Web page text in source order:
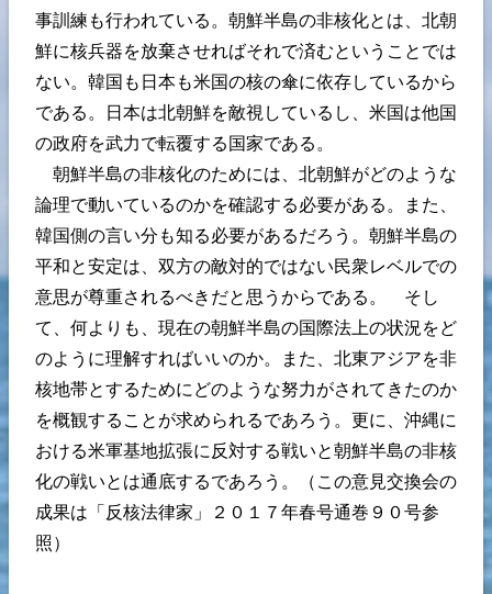
事訓練も行われている。朝鮮半島の非核化とは、北朝
鮮に核兵器を放棄させればそれで済むということでは
ない。韓国も日本も米国の核の傘に依存しているから
である。日本は北朝鮮を敵視しているし、米国は他国
の政府を武力で転覆する国家である。
朝鮮半島の非核化のためには、北朝鮮がどのような
論理で動いているのかを確認する必要がある。また、
韓国側の言い分も知る必要があるだろう。朝鮮半島の
平和と安定は、双方の敵対的ではない民衆レベルでの
意思が尊重されるべきだと思うからである。 そし
て、何よりも、現在の朝鮮半島の国際法上の状況をど
のように理解すればいいのか。また、北東アジアを非
核地帯とするためにどのような努力がされてきたのか
を概観することが求められるであろう。更に、沖縄に
おける米軍基地拡張に反対する戦いと朝鮮半島の非核
化の戦いとは通底するであろう。（この意見交換会の
成果は「反核法律家」２０１７年春号通巻９０号参
照）